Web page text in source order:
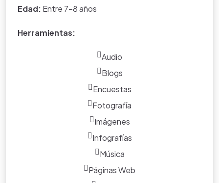
aparece en los Proyectos de Clase
Edad: Entre 7-8 años
Herramientas:
Audio
Blogs
Encuestas
Fotografía
Imágenes
Infografías
Música
Páginas Web